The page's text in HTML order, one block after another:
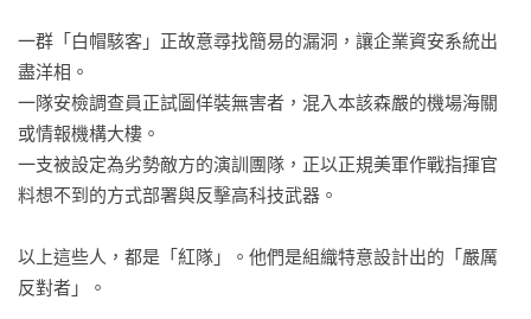
一群「白帽駭客」正故意尋找簡易的漏洞，讓企業資安系統出
盡洋相。
一隊安檢調查員正試圖佯裝無害者，混入本該森嚴的機場海關
或情報機構大樓。
一支被設定為劣勢敵方的演訓團隊，正以正規美軍作戰指揮官
料想不到的方式部署與反擊高科技武器。
以上這些人，都是「紅隊」。他們是組織特意設計出的「嚴厲
反對者」。